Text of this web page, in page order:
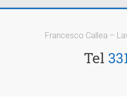
Francesco Callea –
Tel